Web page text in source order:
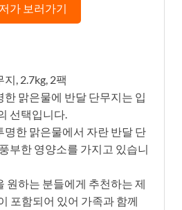
가 보러가기
, 2.7kg, 2팩
한 맑은물에 반달 단무지는 입
선택입니다.
명한 맑은물에서 자란 반달 단
부한 영양소를 가지고 있습니
원하는 분들에게 추천하는 제
포함되어 있어 가족과 함께